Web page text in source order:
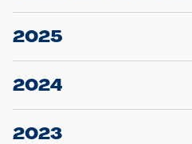
2025
23.12.2025
Projekt S5: Start der
2024
10.12.2024
Großprojekt S5:
2023